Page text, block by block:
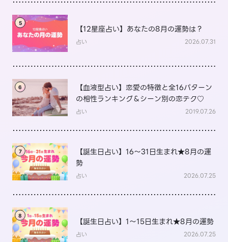
5
【12星座占い】あなたの8月の運勢は？
占い 2026.07.31
6
【血液型占い】恋愛の特徴と全16パターン
の相性ランキング＆シーン別の恋テク♡
占い 2019.07.26
7
【誕生日占い】16～31日生まれ★8月の運
勢
占い 2026.07.25
8
【誕生日占い】1～15日生まれ★8月の運勢
占い 2026.07.25